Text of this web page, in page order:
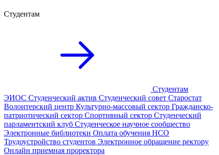
Студентам
Студентам
ЭИОС Студенческий актив Студенческий совет Старостат
Волонтерский центр Культурно-массовый сектор Гражданско-
патриотический сектор Спортивный сектор Студенческий
парламентский клуб Студенческое научное сообщество
Электронные библиотеки Оплата обучения НСО
Трудоустройство студентов Электронное обращение ректору
Онлайн приемная проректора